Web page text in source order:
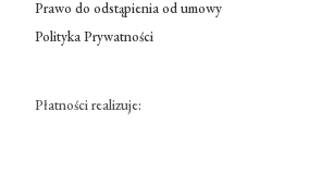
Prawo do odstąpienia od umowy
Polityka Prywatności
Płatności realizuje: